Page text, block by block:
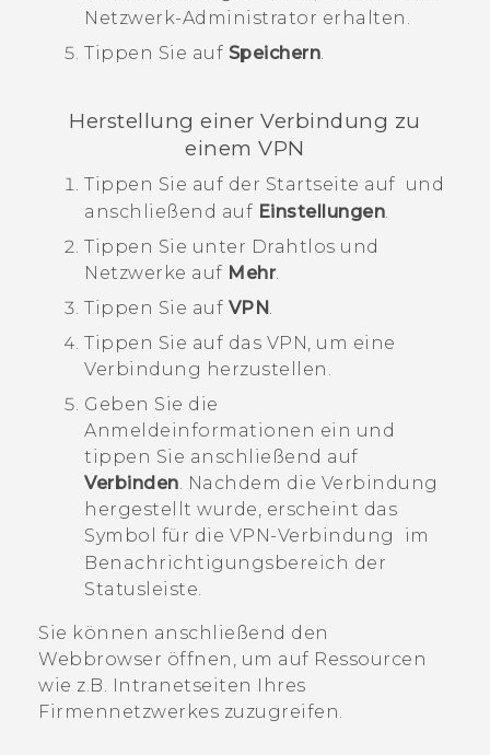
Netzwerk-Administrator erhalten.
Tippen Sie auf Speichern.
Herstellung einer Verbindung zu
einem VPN
Tippen Sie auf der Startseite auf und
anschließend auf Einstellungen
Tippen Sie unter Drahtlos und
Netzwerke auf Mehr.
Tippen Sie auf VPN
Tippen Sie auf das VPN, um eine
Verbindung herzustellen.
Geben Sie die
Anmeldeinformationen ein und
tippen Sie anschließend auf
Verbinden Nachdem die Verbindung
hergestellt wurde, erscheint das
Symbol für die VPN-Verbindung
im
Benachrichtigungsbereich der
Statusleiste.
Sie können anschließend den
Webbrowser öffnen, um auf Ressourcen
wie z.B. Intranetseiten Ihres
Firmennetzwerkes zuzugreifen.